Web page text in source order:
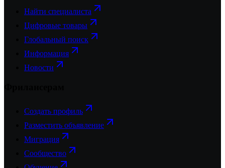
Найти специалиста
Цифровые товары
Глобальный поиск
Информация
Новости
Создать профиль
Разместить объявление
Миграция
Сообщество